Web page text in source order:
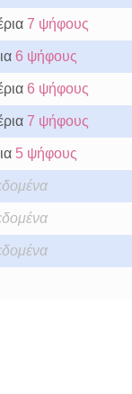
7 ψήφους
6 ψήφους
6 ψήφους
7 ψήφους
5 ψήφους